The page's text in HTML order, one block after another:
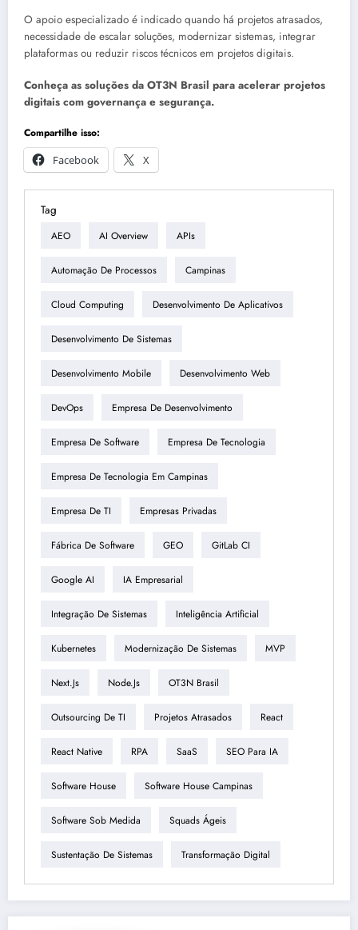
O apoio especializado é indicado quando há projetos atrasados,
necessidade de escalar soluções, modernizar sistemas, integrar
plataformas ou reduzir riscos técnicos em projetos digitais.
Conheça as soluções da OT3N Brasil para acelerar projetos
digitais com governança e segurança.
Compartilhe isso:
Facebook
X
Tag
AEO AI Overview APIs
Automação De Processos Campinas
Cloud Computing Desenvolvimento De Aplicativos
Desenvolvimento De Sistemas
Desenvolvimento Mobile Desenvolvimento Web
DevOps Empresa De Desenvolvimento
Empresa De Software Empresa De Tecnologia
Empresa De Tecnologia Em Campinas
Empresa De TI Empresas Privadas
Fábrica De Software GEO GitLab CI
Google AI IA Empresarial
Integração De Sistemas Inteligência Artificial
Kubernetes Modernização De Sistemas MVP
Next.js Node.js OT3N Brasil
Outsourcing De TI Projetos Atrasados React
React Native RPA SaaS SEO Para IA
Software House Software House Campinas
Software Sob Medida Squads Ágeis
Sustentação De Sistemas Transformação Digital